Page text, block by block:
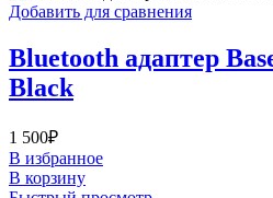
Добавить для сравнения
Bluetooth адаптер
Black
1 500₽
В избранное
В корзину